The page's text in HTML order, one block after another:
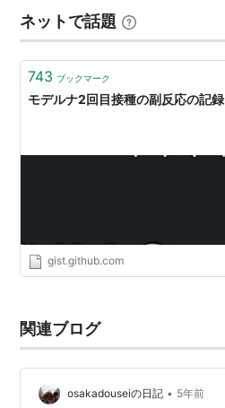
ワクチン接種2時間後 ・…
ネットで話題
743 ブックマーク
モデルナ2回目接種の副反応の記録
gist.github.com
関連ブログ
osakadouseiの日記 • 5年前